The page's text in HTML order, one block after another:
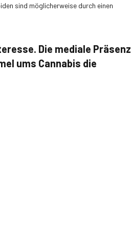
sind möglicherweise durch einen
Die mediale Präsenz
ums Cannabis die